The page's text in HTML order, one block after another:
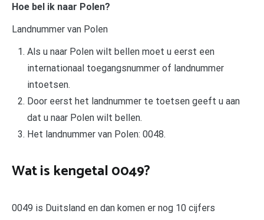
Hoe bel ik naar Polen?
Landnummer van Polen
Als u naar Polen wilt bellen moet u eerst een
internationaal toegangsnummer of landnummer
intoetsen.
Door eerst het landnummer te toetsen geeft u aan
dat u naar Polen wilt bellen.
Het landnummer van Polen: 0048.
Wat is kengetal 0049?
0049 is Duitsland en dan komen er nog 10 cijfers